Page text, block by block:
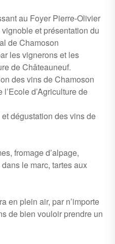
au Foyer Pierre-Olivier
et présentation du
de Chamoson
les vignerons et les
de Châteauneuf.
des vins de Chamoson
d’Agriculture de
dégustation des vins de
fromage d’alpage,
le marc, tartes aux
en plein air, par n’importe
de bien vouloir prendre un